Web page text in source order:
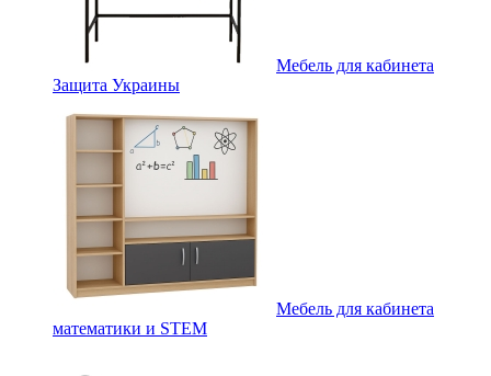
Мебель для кабинета
Защита Украины
Мебель для кабинета
математики и STEM